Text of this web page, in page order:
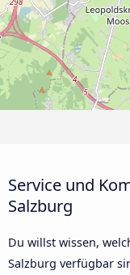
Service und
Salzburg
Du willst wissen,
Salzburg verfügbar